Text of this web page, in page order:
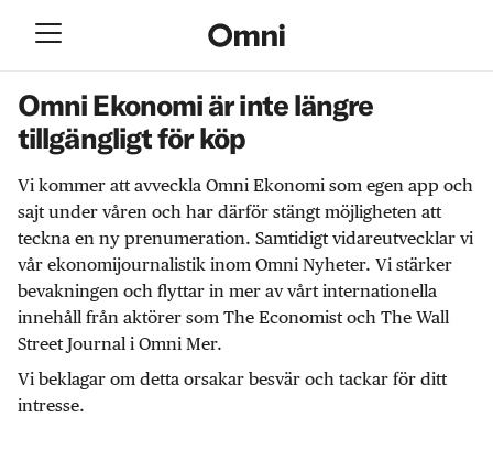
Omni Ekonomi är inte längre
tillgängligt för köp
Vi kommer att avveckla Omni Ekonomi som egen app och
sajt under våren och har därför stängt möjligheten att
teckna en ny prenumeration. Samtidigt vidareutvecklar vi
vår ekonomijournalistik inom Omni Nyheter. Vi stärker
bevakningen och flyttar in mer av vårt internationella
innehåll från aktörer som The Economist och The Wall
Street Journal i Omni Mer.
Vi beklagar om detta orsakar besvär och tackar för ditt
intresse.